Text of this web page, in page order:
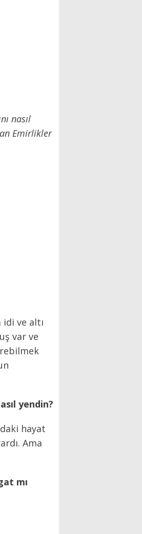
nasıl
Emirlikler
idi ve altı
var ve
yendin?
hayat
Ama
mı